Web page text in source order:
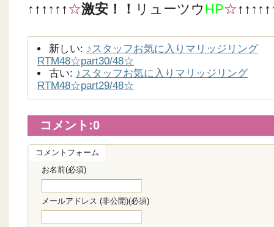
↑↑↑↑↑↑☆激安！！ リューツウ HP☆
新しい: ♪スタッフお気に入りマリッジリング
RTM48☆part30/48☆
古い: ♪スタッフお気に入りマリッジリング
RTM48☆part29/48☆
コメント:0
コメントフォーム
お名前(必須)
メールアドレス (非公開)(必須)